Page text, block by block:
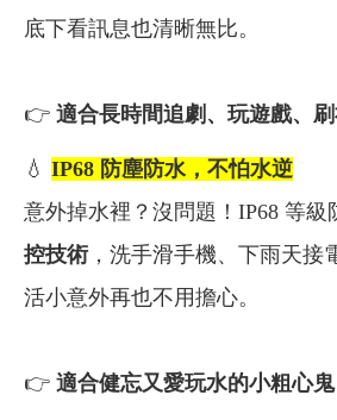
底下看訊息也清晰無比。
👉 適合長時間追劇、玩遊戲、刷
💧 IP68 防塵防水，不怕水逆
意外掉水裡？沒問題！IP68 等級
控技術，洗手滑手機、下雨天接
活小意外再也不用擔心。
👉 適合健忘又愛玩水的小粗心鬼